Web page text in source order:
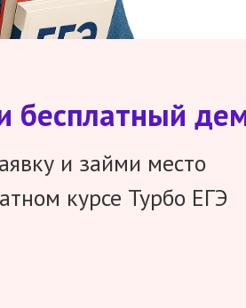
бесплатный
и займи место
курсе Турбо ЕГЭ